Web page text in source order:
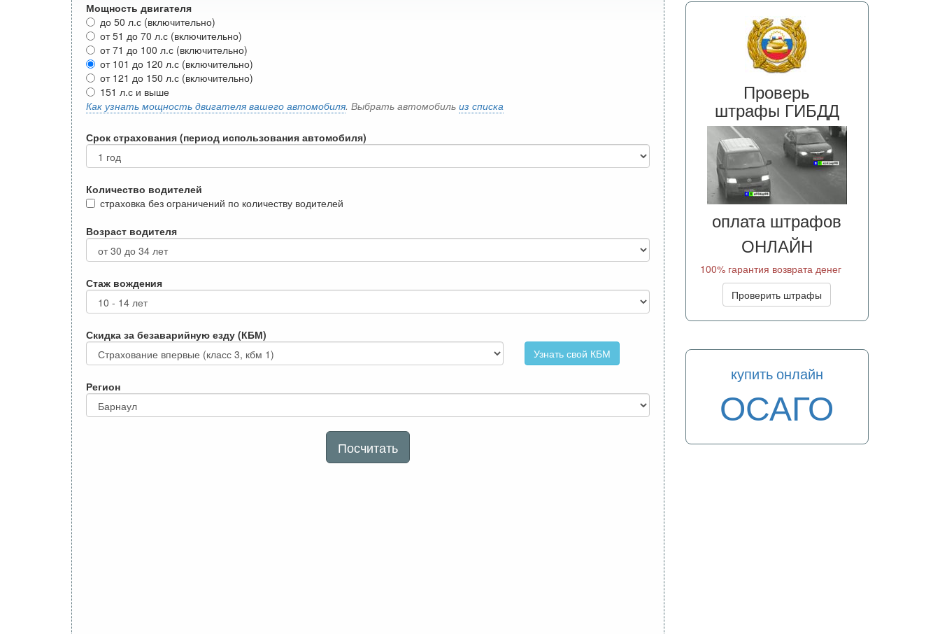
Мощность двигателя
до 50 л.с (включительно)
от 51 до 70 л.с (включительно)
от 71 до 100 л.с (включительно)
от 101 до 120 л.с (включительно)
от 121 до 150 л.с (включительно)
151 л.с и выше
Как узнать мощность двигателя вашего автомобиля. Выбрать автомобиль из списка
Срок страхования (период использования автомобиля)
Количество водителей
страховка без ограничений по количеству водителей
Возраст водителя
Стаж вождения
Скидка за безаварийную езду (КБМ)
Узнать свой КБМ
Регион
Посчитать
Проверь
штрафы ГИБДД
оплата штрафов
ОНЛАЙН
100% гарантия возврата денег
Проверить штрафы
купить онлайн
ОСАГО